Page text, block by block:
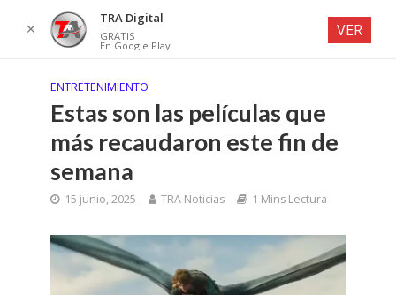
ENTRETENIMIENTO
Estas son las películas que
más recaudaron este fin de
semana
15 junio, 2025 TRA Noticias 1 Mins Lectura
✕
TRA Digital
GRATIS
En Google Play
VER